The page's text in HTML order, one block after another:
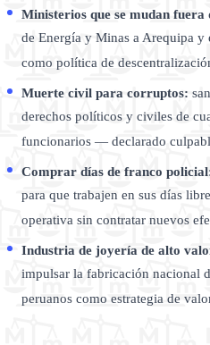
Ministerios que se mudan fuera
de Energía y Minas a Arequipa
como política de
Muerte civil para corruptos:
derechos políticos y civiles de
funcionarios — declarado
Comprar días de franco
para que trabajen en sus días
operativa sin contratar nuevos
Industria de joyería de alto
impulsar la fabricación nacional
peruanos como estrategia de